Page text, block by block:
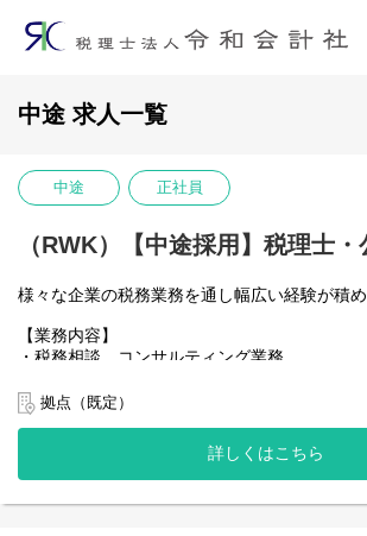
中途 求人一覧
中途 正社員
（RWK）【中途採用】税理士
様々な企業の税務業務を通し幅広い経験が積め
【業務内容】
・税務相談、コンサルティング業務
・税金計算
・各種税務申告書作成
・年末調整、確定申告業務
・法人設立に関する手続き及び届出
【当社で働くポイント】
拠点（既定）
詳しくはこちら